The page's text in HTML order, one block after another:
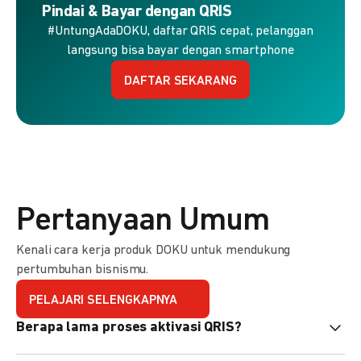
Pindai & Bayar dengan QRIS
#UntungAdaDOKU, daftar QRIS cepat, pelanggan
langsung bisa bayar dengan smartphone
DAFTAR SEKARANG
Pertanyaan Umum
Kenali cara kerja produk DOKU untuk mendukung
pertumbuhan bisnismu.
PELAJARI SELENGKAPNYA
Berapa lama proses aktivasi QRIS?